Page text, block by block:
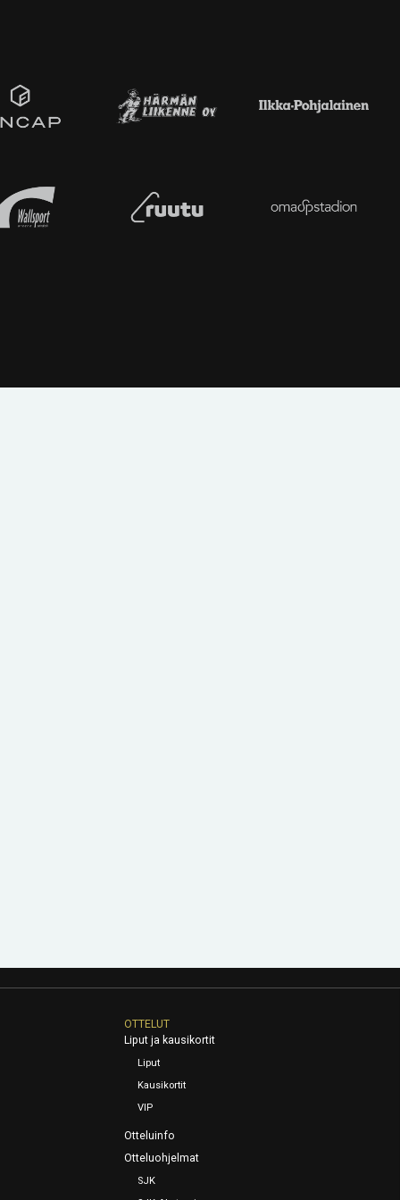
OTTELUT
Liput ja kausikortit
Liput
Kausikortit
VIP
Otteluinfo
Otteluohjelmat
SJK